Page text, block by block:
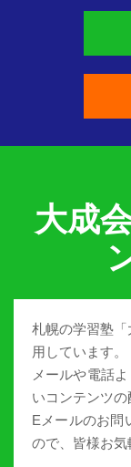
大成
札幌の学習塾
用しています。
メールや電話
いコンテンツの
Eメールのお問
ので、皆様お